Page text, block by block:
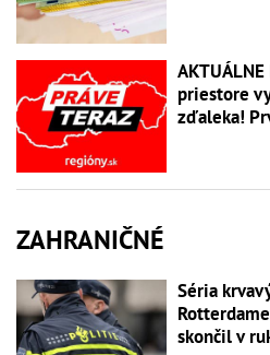
priestore
zďaleka!
ZAHRANIČNÉ
Séria
skončil v